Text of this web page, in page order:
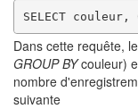
SELECT couleur,
Dans cette requête,
GROUP BYcouleur)
nombre
suivante